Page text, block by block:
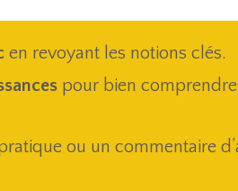
en revoyant les notions clés.
pour bien
ou un commentaire